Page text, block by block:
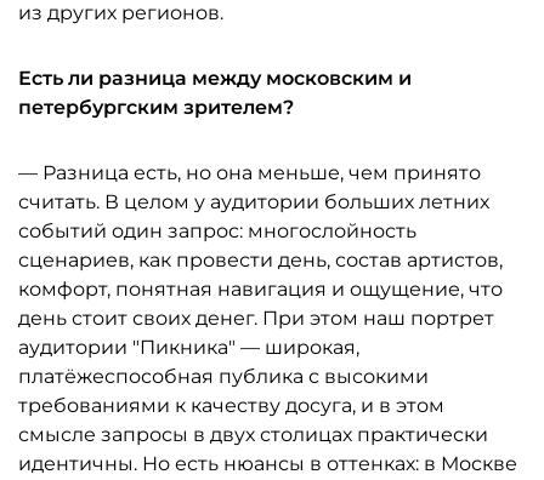
из других регионов.
Есть ли разница между московским и
петербургским зрителем?
— Разница есть, но она меньше, чем принято
считать. В целом у аудитории больших летних
событий один запрос: многослойность
сценариев, как провести день, состав артистов,
комфорт, понятная навигация и ощущение, что
день стоит своих денег. При этом наш портрет
аудитории "Пикника" — широкая,
платёжеспособная публика с высокими
требованиями к качеству досуга, и в этом
смысле запросы в двух столицах практически
идентичны. Но есть нюансы в оттенках: в Москве